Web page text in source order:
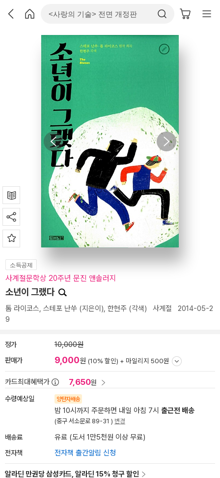
소득공제
사계절문학상 20주년 문진 앤솔러지
소년이 그랬다
톰 라이코스, 스테포 난쑤 (지은이), 한현주 (각색) 사계절 2014-05-2
9
정가 10,000원
판매가 9,000원 (10% 할인) + 마일리지 500원
카드최대혜택가 7,650원
수령예상일 양탄자배송
밤 10시까지 주문하면 내일 아침 7시 출근전 배송
(중구 서소문로 89-31 ) 변경
배송료 유료 (도서 1만5천원 이상 무료)
전자책 전자책 출간알림 신청
알라딘 만권당 삼성카드, 알라딘 15% 청구 할인